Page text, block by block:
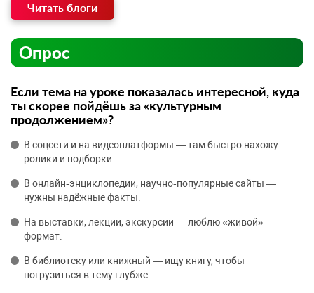
Читать блоги
Опрос
Если тема на уроке показалась интересной, куда
ты скорее пойдёшь за «культурным
продолжением»?
В соцсети и на видеоплатформы — там быстро нахожу
ролики и подборки.
В онлайн‑энциклопедии, научно‑популярные сайты —
нужны надёжные факты.
На выставки, лекции, экскурсии — люблю «живой»
формат.
В библиотеку или книжный — ищу книгу, чтобы
погрузиться в тему глубже.